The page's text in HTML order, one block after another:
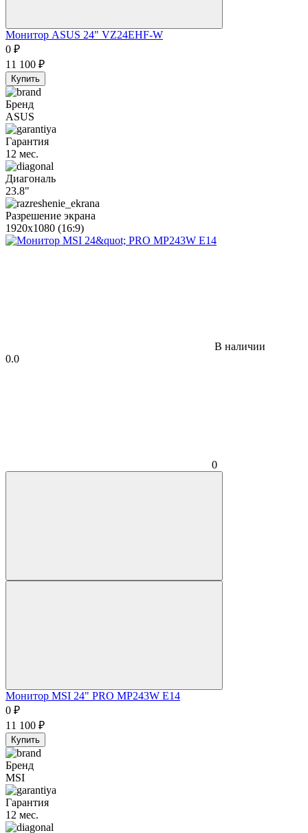
Монитор ASUS 24" VZ24EHF-W
0 ₽
11 100 ₽
Купить
Бренд
ASUS
Гарантия
12 мес.
Диагональ
23.8"
Разрешение экрана
1920x1080 (16:9)
В наличии
0.0
0
Монитор MSI 24" PRO MP243W E14
0 ₽
11 100 ₽
Купить
Бренд
MSI
Гарантия
12 мес.